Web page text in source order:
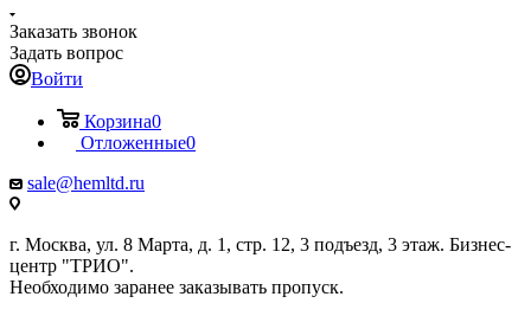
Заказать звонок
Задать вопрос
Войти
Корзина0
Отложенные0
sale@hemltd.ru
г. Москва, ул. 8 Марта, д. 1, стр. 12, 3 подъезд, 3 этаж. Бизнес-
центр "ТРИО".
Необходимо заранее заказывать пропуск.